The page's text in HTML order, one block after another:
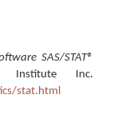
SAS/STAT®
Institute Inc.
stat.html